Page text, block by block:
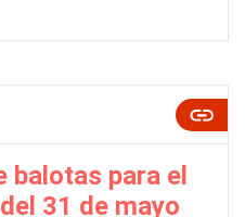
balotas para el
31 de mayo